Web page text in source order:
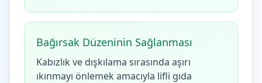
Bağırsak Düzeninin Sağlanması
Kabızlık ve dışkılama sırasında aşırı
ıkınmayı önlemek amacıyla lifli gıda